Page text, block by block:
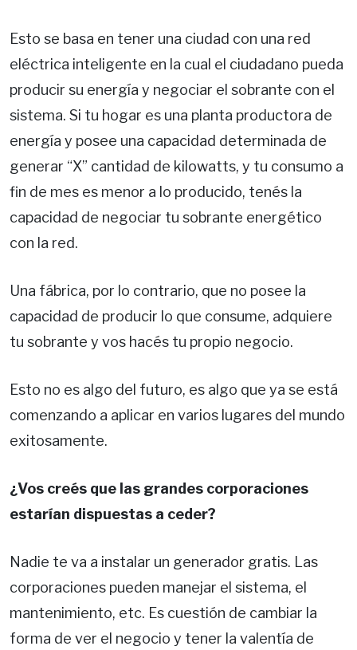
Esto se basa en tener una ciudad con una red
eléctrica inteligente en la cual el ciudadano pueda
producir su energía y negociar el sobrante con el
sistema. Si tu hogar es una planta productora de
energía y posee una capacidad determinada de
generar “X” cantidad de kilowatts, y tu consumo a
fin de mes es menor a lo producido, tenés la
capacidad de negociar tu sobrante energético
con la red.
Una fábrica, por lo contrario, que no posee la
capacidad de producir lo que consume, adquiere
tu sobrante y vos hacés tu propio negocio.
Esto no es algo del futuro, es algo que ya se está
comenzando a aplicar en varios lugares del mundo
exitosamente.
¿Vos creés que las grandes corporaciones
estarían dispuestas a ceder?
Nadie te va a instalar un generador gratis. Las
corporaciones pueden manejar el sistema, el
mantenimiento, etc. Es cuestión de cambiar la
forma de ver el negocio y tener la valentía de